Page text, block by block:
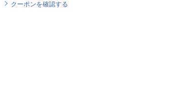
クーポンを確認する